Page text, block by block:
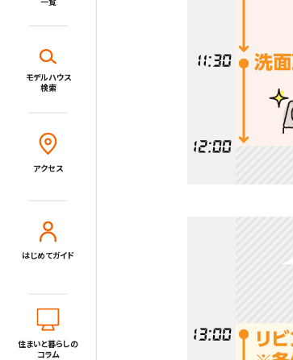
モデルハウス
検索
アクセス
はじめてガイド
住まいと暮らしの
コラム
施設・サービス
住まいと暮らしのコラム
0120-1849-29